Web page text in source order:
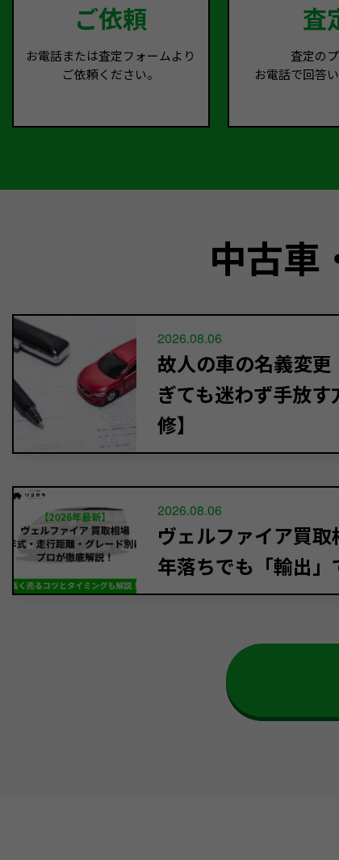
ご依頼
お電話または査定フォームより
ご依頼ください。
査
査定の
お電話で回答い
中古車
2026.08.06
故人の車の名義変
ぎても迷わず手放
修】
2026.08.06
ヴェルファイア買取
年落ちでも「輸出